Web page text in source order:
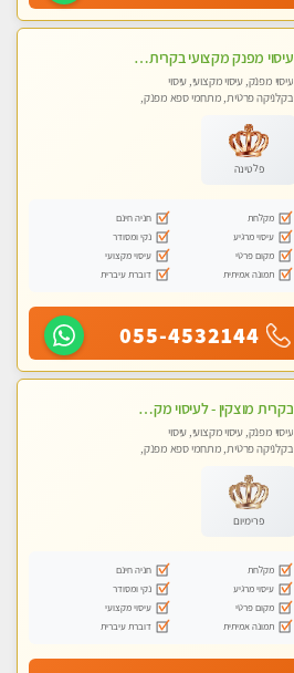
עיסוי מפנק מקצועי בקרית ביאליק - עיסוי עם אבנים חמות. טיפול מרגיע משוחרר באווירה נעימה נקיה ומסודרת
עיסוי מפנק, עיסוי מקצועי, עיסוי
בקלניקה פרטית, מתחמי ספא מפנק,
פלטינה
מקלחת
חניה חינם
עיסוי מרגיע
נקי ומסודר
מקום פרטי
עיסוי מקצועי
תמונה אמיתית
דוברת עיברית
055-4532144
בקרית מוצקין - לעיסוי מקצועי ואיכותי מומלץ מאוד!! מעסה פרטית בוא ותבין מזה עיסוי … ❤️ ללא מין !!
עיסוי מפנק, עיסוי מקצועי, עיסוי
בקלניקה פרטית, מתחמי ספא מפנק,
פרימיום
מקלחת
חניה חינם
עיסוי מרגיע
נקי ומסודר
מקום פרטי
עיסוי מקצועי
תמונה אמיתית
דוברת עיברית